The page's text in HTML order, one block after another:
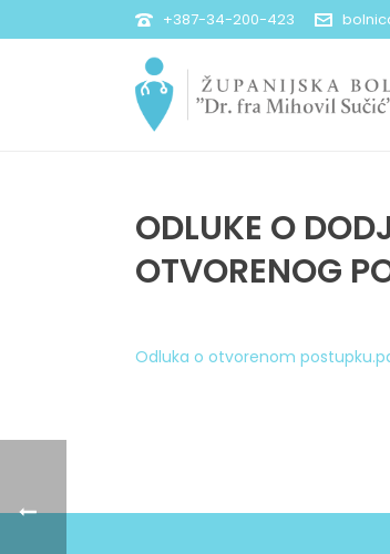
+387-34-200-423
ODLUKE O
OTVORENOG
Odluka o otvorenom